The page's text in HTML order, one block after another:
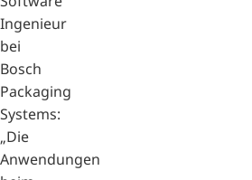
Ingenieur
bei
Bosch
Packaging
Systems:
„Die
Anwendungen